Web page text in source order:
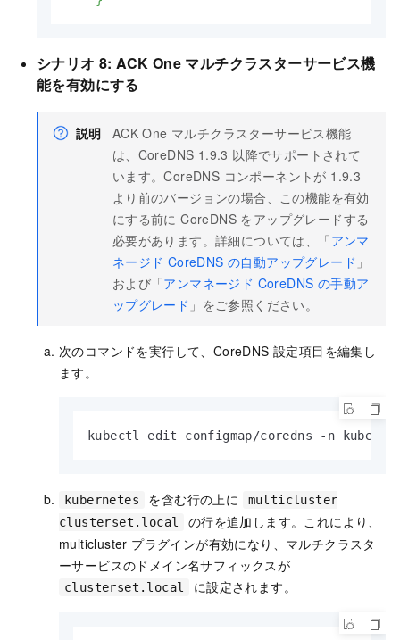
シナリオ 8: ACK One マルチクラスターサービス機
能を有効にする
説明
ACK One マルチクラスターサービス機能
は、CoreDNS 1.9.3 以降でサポートされて
います。CoreDNS コンポーネントが 1.9.3
より前のバージョンの場合、この機能を有効
にする前に CoreDNS をアップグレードする
必要があります。詳細については、「アンマ
ネージド CoreDNS の自動アップグレード 」
および「アンマネージド CoreDNS の手動ア
ップグレード 」をご参照ください。
次のコマンドを実行して、CoreDNS 設定項目を編集し
ます。
kubectl edit configmap/coredns -n kube-
kubernetes を含む行の上に
multicluster
clusterset.local
の行を追加します。これにより、
multicluster プラグインが有効になり、マルチクラスタ
ーサービスのドメイン名サフィックスが
clusterset.local に設定されます。